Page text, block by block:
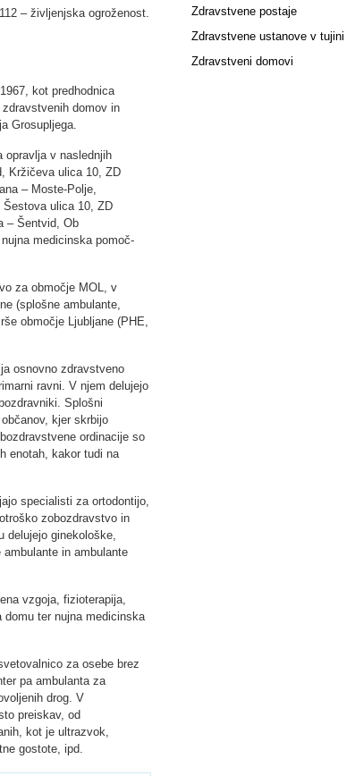
– življenjska ogroženost.
kot predhodnica
domov in
Grosupljega.
opravlja v naslednjih
Kržičeva ulica 10, ZD
– Moste-Polje,
Šestova ulica 10, ZD
– Šentvid, Ob
medicinska pomoč-
za območje MOL, v
(splošne ambulante,
območje Ljubljane (PHE,
osnovno zdravstveno
ravni. V njem delujejo
Splošni
kjer skrbijo
ordinacije so
enotah, kakor tudi na
specialisti za ortodontijo,
zobozdravstvo in
delujejo ginekološke,
in ambulante
vzgoja, fizioterapija,
ter nujna medicinska
za osebe brez
pa ambulanta za
drog. V
preiskav, od
kot je ultrazvok,
gostote, ipd.
Zdravstvene postaje
Zdravstvene ustanove v tujini
Zdravstveni domovi